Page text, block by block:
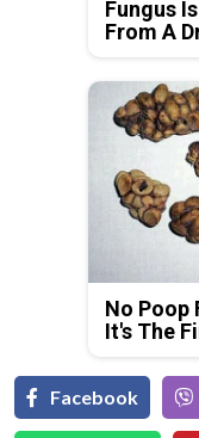
Fungus
From A
No Poop
It's The
Facebook